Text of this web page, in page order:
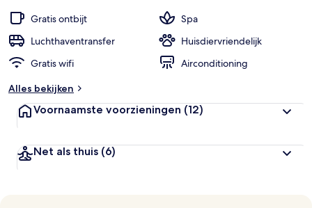
i
e
b
o
r
Gratis ontbijt
Spa
Luchthaventransfer
Huisdiervriendelijk
Gratis wifi
Airconditioning
Alles bekijken
Voornaamste voorzieningen (12)
Net als thuis (6)